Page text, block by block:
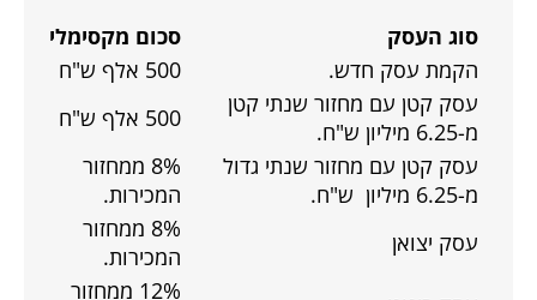
סוג העסק
סכום מקסימלי
הקמת עסק חדש.
500 אלף ש"ח
עסק קטן עם מחזור שנתי קטן
מ-6.25 מיליון ש"ח.
500 אלף ש"ח
עסק קטן עם מחזור שנתי גדול
מ-6.25 מיליון ש"ח.
8% ממחזור
המכירות.
עסק יצואן
8% ממחזור
המכירות.
12% ממחזור